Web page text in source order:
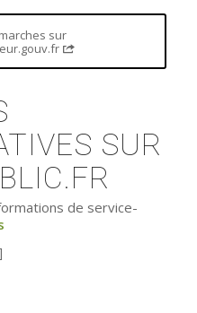
sur
SUR
de service-